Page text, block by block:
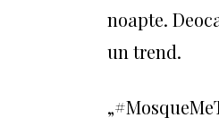
noapte.
un trend.